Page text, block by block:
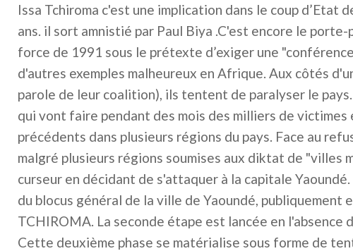
Issa Tchiroma c'est une implication dans le coup d’Etat
ans. il sort amnistié par Paul Biya .C'est encore le
force de 1991 sous le prétexte d’exiger une
d'autres exemples malheureux en Afrique. Aux côtés
parole de leur coalition), ils tentent de paralyser le
qui vont faire pendant des mois des milliers de victimes
précédents dans plusieurs régions du pays. Face au
malgré plusieurs régions soumises aux diktat de
curseur en décidant de s'attaquer à la capitale
du blocus général de la ville de Yaoundé, publiquement
TCHIROMA. La seconde étape est lancée en
Cette deuxième phase se matérialise sous forme de